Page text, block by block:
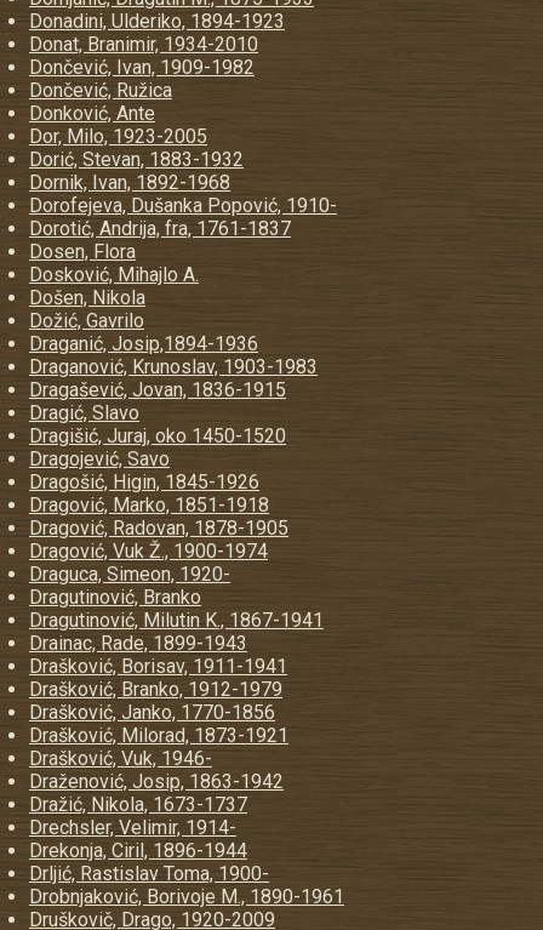
Donadini, Ulderiko, 1894-1923
Donat, Branimir, 1934-2010
Dončević, Ivan, 1909-1982
Dončević, Ružica
Donković, Ante
Dor, Milo, 1923-2005
Dorić, Stevan, 1883-1932
Dornik, Ivan, 1892-1968
Dorofejeva, Dušanka Popović, 1910-
Dorotić, Andrija, fra, 1761-1837
Dosen, Flora
Dosković, Mihajlo A.
Došen, Nikola
Dožić, Gavrilo
Draganić, Josip,1894-1936
Draganović, Krunoslav, 1903-1983
Dragašević, Jovan, 1836-1915
Dragić, Slavo
Dragišić, Juraj, oko 1450-1520
Dragojević, Savo
Dragošić, Higin, 1845-1926
Dragović, Marko, 1851-1918
Dragović, Radovan, 1878-1905
Dragović, Vuk Ž., 1900-1974
Draguca, Simeon, 1920-
Dragutinović, Branko
Dragutinović, Milutin K., 1867-1941
Drainac, Rade, 1899-1943
Drašković, Borisav, 1911-1941
Drašković, Branko, 1912-1979
Drašković, Janko, 1770-1856
Drašković, Milorad, 1873-1921
Drašković, Vuk, 1946-
Draženović, Josip, 1863-1942
Dražić, Nikola, 1673-1737
Drechsler, Velimir, 1914-
Drekonja, Ciril, 1896-1944
Drljić, Rastislav Toma, 1900-
Drobnjaković, Borivoje M., 1890-1961
Druškovič, Drago, 1920-2009